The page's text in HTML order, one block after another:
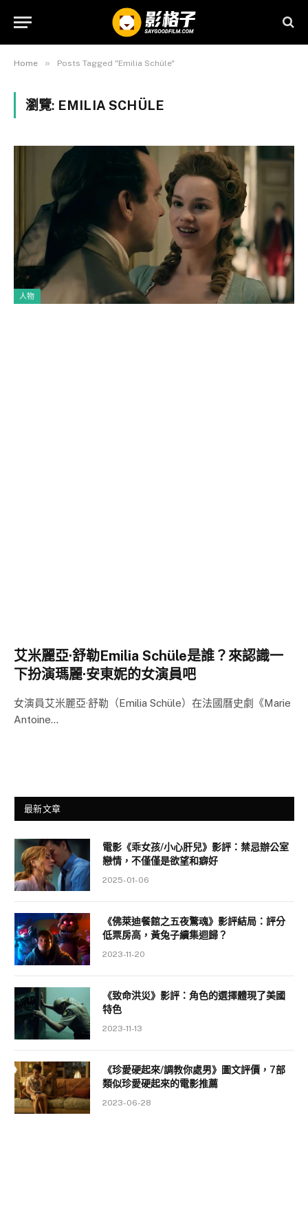
Home » Posts Tagged "Emilia Schüle"
瀏覽: EMILIA SCHÜLE
人物
艾米麗亞·舒勒Emilia Schüle是誰？來認識一
下扮演瑪麗·安東妮的女演員吧
女演員艾米麗亞·舒勒（Emilia Schüle）在法國曆史劇《Marie
Antoine…
最新文章
電影《乖女孩/小心肝兒》影評：禁忌辦公室
戀情，不僅僅是欲望和癖好
2025-01-06
《佛萊迪餐館之五夜驚魂》影評結局：評分
低票房高，黃兔子續集迴歸？
2023-11-20
《致命洪災》影評：角色的選擇體現了美國
特色
2023-11-13
《珍愛硬起來/調教你處男》圖文評價，7部
類似珍愛硬起來的電影推薦
2023-06-28